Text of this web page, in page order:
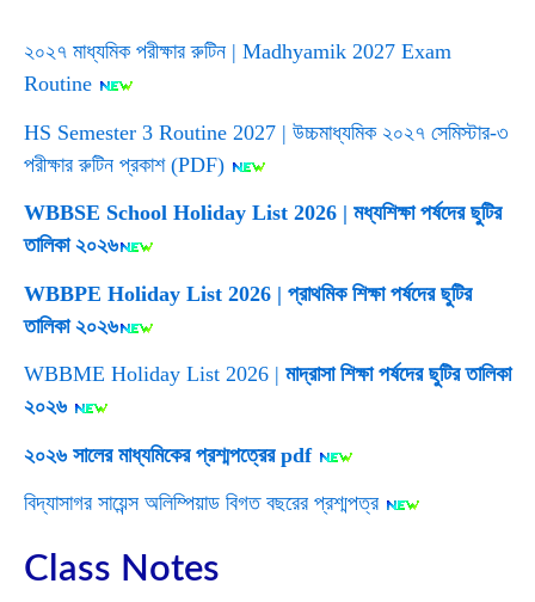
২০২৭ মাধ্যমিক পরীক্ষার রুটিন | Madhyamik 2027 Exam
Routine
HS Semester 3 Routine 2027 | উচ্চমাধ্যমিক ২০২৭ সেমিস্টার-৩
পরীক্ষার রুটিন প্রকাশ (PDF)
WBBSE School Holiday List 2026 | মধ্যশিক্ষা পর্ষদের ছুটির
তালিকা ২০২৬
WBBPE Holiday List 2026 | প্রাথমিক শিক্ষা পর্ষদের ছুটির
তালিকা ২০২৬
WBBME Holiday List 2026 | মাদ্রাসা শিক্ষা পর্ষদের ছুটির তালিকা
২০২৬
২০২৬ সালের মাধ্যমিকের প্রশ্মপত্রের pdf
বিদ্যাসাগর সায়েন্স অলিম্পিয়াড বিগত বছরের প্রশ্মপত্র
Class Notes